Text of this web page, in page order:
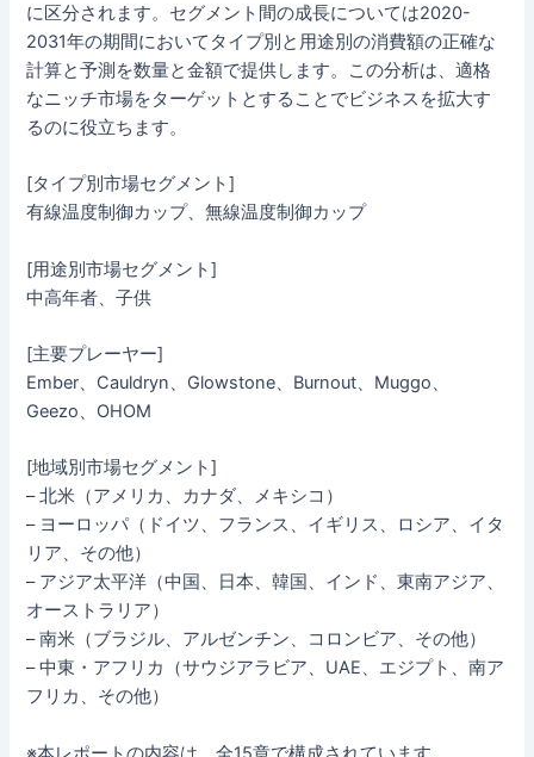
に区分されます。セグメント間の成長については2020-
2031年の期間においてタイプ別と用途別の消費額の正確な
計算と予測を数量と金額で提供します。この分析は、適格
なニッチ市場をターゲットとすることでビジネスを拡大す
るのに役立ちます。
[タイプ別市場セグメント]
有線温度制御カップ、無線温度制御カップ
[用途別市場セグメント]
中高年者、子供
[主要プレーヤー]
Ember、Cauldryn、Glowstone、Burnout、Muggo、
Geezo、OHOM
[地域別市場セグメント]
– 北米（アメリカ、カナダ、メキシコ）
– ヨーロッパ（ドイツ、フランス、イギリス、ロシア、イタ
リア、その他）
– アジア太平洋（中国、日本、韓国、インド、東南アジア、
オーストラリア）
– 南米（ブラジル、アルゼンチン、コロンビア、その他）
– 中東・アフリカ（サウジアラビア、UAE、エジプト、南ア
フリカ、その他）